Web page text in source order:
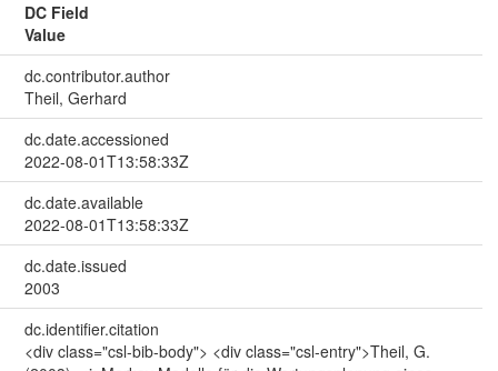
DC Field
Value
dc.contributor.author
Theil, Gerhard
dc.date.accessioned
2022-08-01T13:58:33Z
dc.date.available
2022-08-01T13:58:33Z
dc.date.issued
2003
dc.identifier.citation
<div class="csl-bib-body"> <div class="csl-entry">Theil, G.